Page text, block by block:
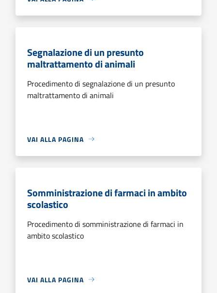
Segnalazione di un presunto
maltrattamento di animali
Procedimento di segnalazione di un presunto
maltrattamento di animali
VAI ALLA PAGINA
Somministrazione di farmaci in ambito
scolastico
Procedimento di somministrazione di farmaci in
ambito scolastico
VAI ALLA PAGINA